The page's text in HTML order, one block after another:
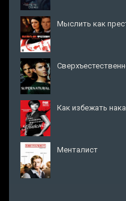
Мыслить как
Как избежать
Менталист